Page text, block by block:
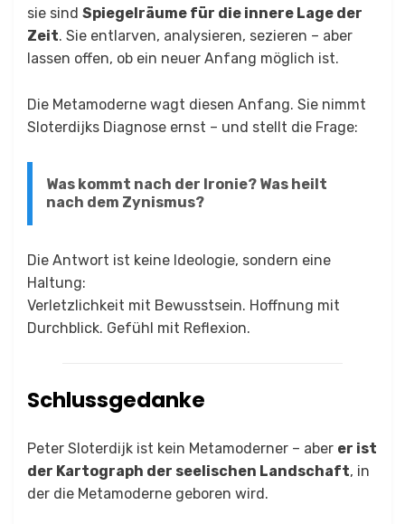
sie sind Spiegelräume für die innere Lage der
Zeit. Sie entlarven, analysieren, sezieren – aber
lassen offen, ob ein neuer Anfang möglich ist.
Die Metamoderne wagt diesen Anfang. Sie nimmt
Sloterdijks Diagnose ernst – und stellt die Frage:
Was kommt nach der Ironie? Was heilt
nach dem Zynismus?
Die Antwort ist keine Ideologie, sondern eine
Haltung:
Verletzlichkeit mit Bewusstsein. Hoffnung mit
Durchblick. Gefühl mit Reflexion.
Schlussgedanke
Peter Sloterdijk ist kein Metamoderner – aber er ist
der Kartograph der seelischen Landschaft, in
der die Metamoderne geboren wird.